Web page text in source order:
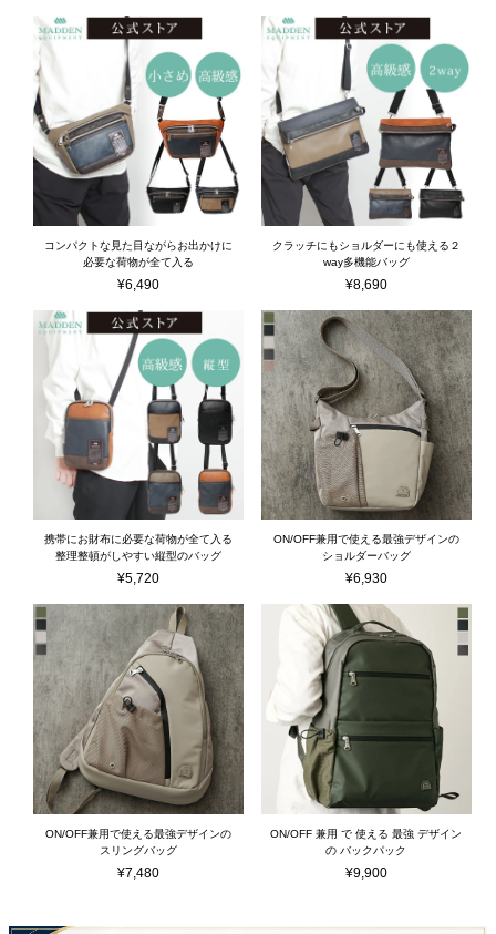
コンパクトな見た目ながらお出かけに
必要な荷物が全て入る
¥6,490
クラッチにもショルダーにも使える２
way多機能バッグ
¥8,690
携帯にお財布に必要な荷物が全て入る
整理整頓がしやすい縦型のバッグ
¥5,720
ON/OFF兼用で使える最強デザインの
ショルダーバッグ
¥6,930
ON/OFF兼用で使える最強デザインの
スリングバッグ
¥7,480
ON/OFF 兼用 で 使える 最強 デザイン
の バックパック
¥9,900